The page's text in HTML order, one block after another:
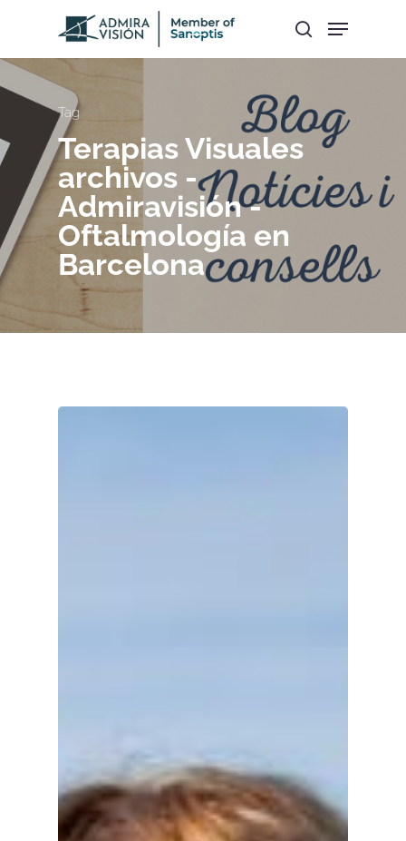
Hit enter to search or ESC to close
Tag
Terapias Visuales
archivos -
Admiravisión -
Oftalmología en
Barcelona